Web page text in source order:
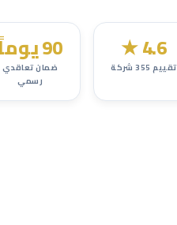
4.6
★
تقييم 355شركة
90 يوماً
ضمان تعاقدي
رسمي